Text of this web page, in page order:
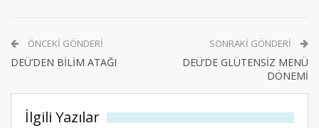
ÖNCEKI GÖNDERI
DEÜ’DEN BİLİM ATAĞI
SONRAKI GÖNDERI
DEÜ’DE GLÜTENSİZ MENÜ
DÖNEMİ
İlgili Yazılar